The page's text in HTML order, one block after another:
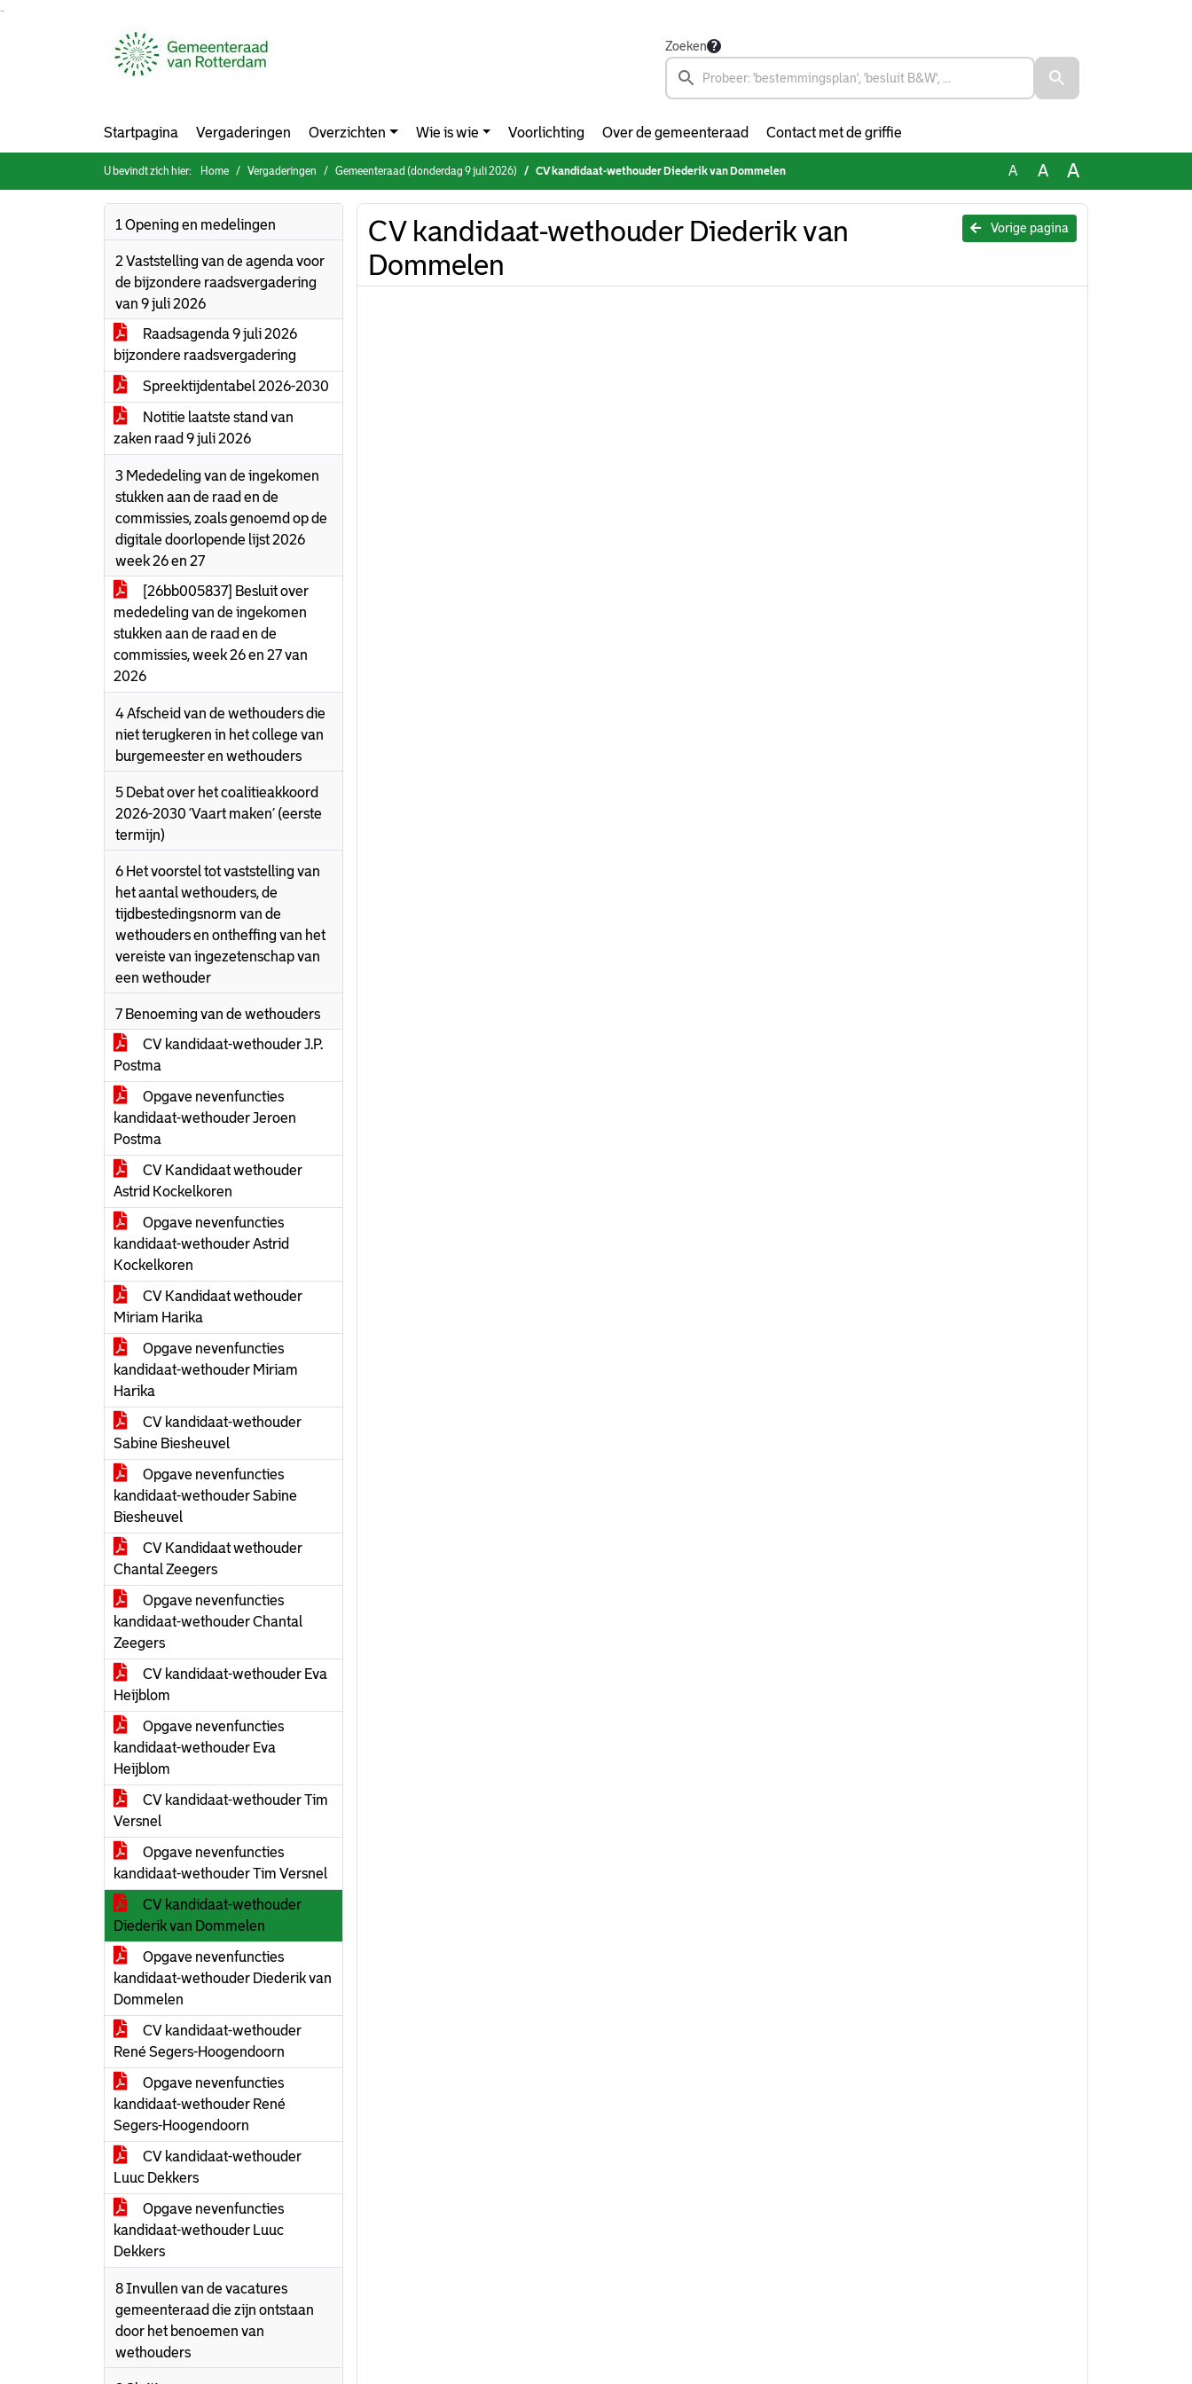
Zoeken
Startpagina Vergaderingen Overzichten Wie is wie Voorlichting Over de gemeenteraad Contact met de griffie
U bevindt zich hier: Home Vergaderingen Gemeenteraad (donderdag 9 juli 2026) CV kandidaat-wethouder Diederik van Dommelen A A A
1 Opening en medelingen
2 Vaststelling van de agenda voor
de bijzondere raadsvergadering
van 9 juli 2026
Raadsagenda 9 juli 2026
bijzondere raadsvergadering
Spreektijdentabel 2026-2030
Notitie laatste stand van
zaken raad 9 juli 2026
3 Mededeling van de ingekomen
stukken aan de raad en de
commissies, zoals genoemd op de
digitale doorlopende lijst 2026
week 26 en 27
[26bb005837] Besluit over
mededeling van de ingekomen
stukken aan de raad en de
commissies, week 26 en 27 van
2026
4 Afscheid van de wethouders die
niet terugkeren in het college van
burgemeester en wethouders
5 Debat over het coalitieakkoord
2026-2030 ‘Vaart maken’ (eerste
termijn)
6 Het voorstel tot vaststelling van
het aantal wethouders, de
tijdbestedingsnorm van de
wethouders en ontheffing van het
vereiste van ingezetenschap van
een wethouder
7 Benoeming van de wethouders
CV kandidaat-wethouder J.P.
Postma
Opgave nevenfuncties
kandidaat-wethouder Jeroen
Postma
CV Kandidaat wethouder
Astrid Kockelkoren
Opgave nevenfuncties
kandidaat-wethouder Astrid
Kockelkoren
CV Kandidaat wethouder
Miriam Harika
Opgave nevenfuncties
kandidaat-wethouder Miriam
Harika
CV kandidaat-wethouder
Sabine Biesheuvel
Opgave nevenfuncties
kandidaat-wethouder Sabine
Biesheuvel
CV Kandidaat wethouder
Chantal Zeegers
Opgave nevenfuncties
kandidaat-wethouder Chantal
Zeegers
CV kandidaat-wethouder Eva
Heijblom
Opgave nevenfuncties
kandidaat-wethouder Eva
Heijblom
CV kandidaat-wethouder Tim
Versnel
Opgave nevenfuncties
kandidaat-wethouder Tim Versnel
CV kandidaat-wethouder
Diederik van Dommelen
Opgave nevenfuncties
kandidaat-wethouder Diederik van
Dommelen
CV kandidaat-wethouder
René Segers-Hoogendoorn
Opgave nevenfuncties
kandidaat-wethouder René
Segers-Hoogendoorn
CV kandidaat-wethouder
Luuc Dekkers
Opgave nevenfuncties
kandidaat-wethouder Luuc
Dekkers
8 Invullen van de vacatures
gemeenteraad die zijn ontstaan
door het benoemen van
wethouders
Vorige pagina
CV kandidaat-wethouder Diederik van
Dommelen